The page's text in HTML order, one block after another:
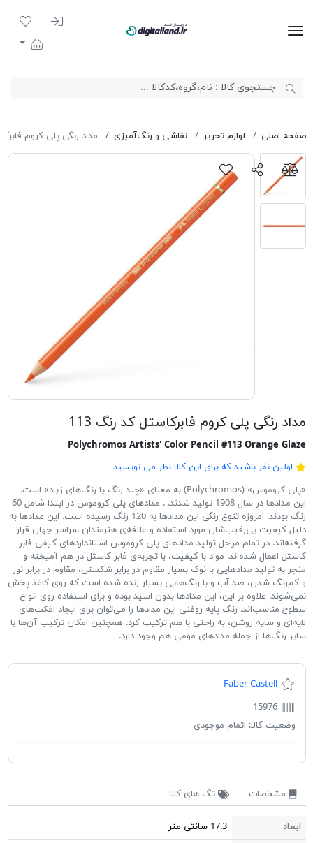
ورود به
لیست
سبد خرید
صفحه اصلی لوازم تحریر نقاشی و رنگ‌آمیزی مداد رنگی پلی کروم
مداد رنگی پلی کروم فابرکاستل کد رنگ 113
Polychromos Artists' Color Pencil #113 Orange Glaze
اولین نفر باشید که برای این کالا نظر می نویسید
«پلی کروموس» (Polychromos) به معنای «چند رنگ یا رنگ‌های زیاد» است.
این مدادها در سال 1908 تولید شدند. . مدادهای پلی کروموس در ابتدا شامل 60
رنگ بودند. امروزه تنوع رنگی این مدادها به 120 رنگ رسیده است. این مدادها به
دلیل کیفیت بی‌رقیب‌شان مورد استفاده و علاقه‌ی هنرمندان سراسر جهان قرار
گرفته‌اند. در تمام مراحل تولید مدادهای پلی کروموس استانداردهای کیفی فابر
کاستل اعمال شده‌اند. مواد با کیفیت، با تجربه‌ی فابر کاستل در هم آمیخته و
منجر به تولید مدادهایی با نوک بسیار مقاوم در برابر شکستن، مقاوم در برابر نور
و کم‌رنگ شدن، ضد آب و با رنگ‌هایی بسیار زنده شده است که روی کاغذ پخش
نمی‌شوند. علاوه بر این، این مدادها بدون اسید بوده و برای استفاده روی انواع
سطوح مناسب‌اند. رنگ پایه روغنی این مدادها را می‌توان برای ایجاد افکت‌های
لایه‌ای و سایه روشن، به راحتی با هم ترکیب کرد. همچنین امکان ترکیب آن‌ها با
سایر رنگ‌ها از جمله مدادهای مومی هم وجود دارد.
Faber-Castell
15976
وضعیت کالا: اتمام موجودی
مشخصات تگ های کالا
ابعاد
17.3 سانتی متر